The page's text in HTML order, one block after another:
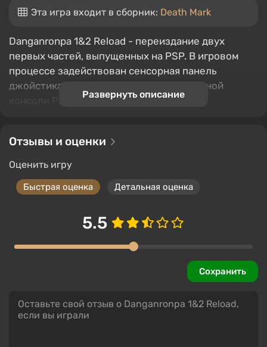
Эта игра входит в сборник: Death Mark
Danganronpa 1&2 Reload - переиздание двух
первых частей, выпущенных на PSP. В игровом
процессе задействован сенсорная панель
джойстика и сенсорный экран портативной
консоли PS Vita.
Развернуть описание
Отзывы и оценки
Оценить игру
Быстрая оценка Детальная оценка
5.5
Сохранить